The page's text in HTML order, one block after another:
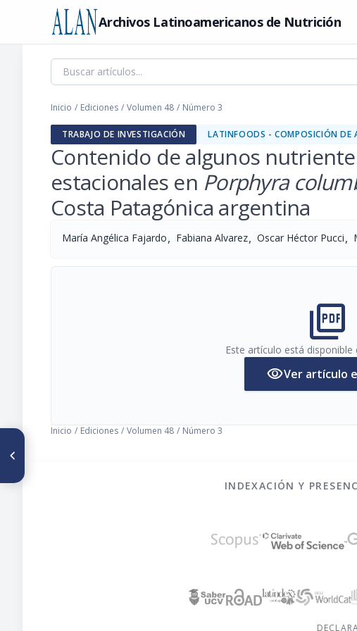
Archivos Latinoamericanos de Nutrición
Inicio / Ediciones / Volumen 48 / Número 3
TRABAJO DE INVESTIGACIÓN LATINFOODS - COMPOSICIÓN DE
Contenido de algunos
estacionales en Porphyra
Costa Patagónica argentina
María Angélica Fajardo, Fabiana Alvarez, Oscar Héctor Pucci,
picture_as_pdf
Este artículo está
visibilityVer artículo
Inicio / Ediciones / Volumen 48 / Número 3
INDEXACIÓN Y